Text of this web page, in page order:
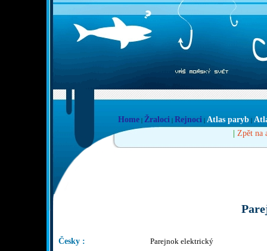
Home | Žraloci | Rejnoci | Atlas paryb |
| Zpět na
Česky : Parejnok elektrický